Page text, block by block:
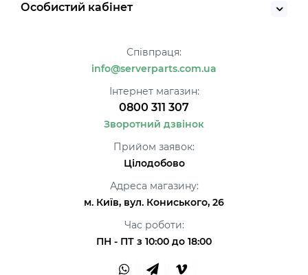
Особистий кабінет
Співпраця:
info@serverparts.com.ua
Інтернет магазин:
0800 311 307
Зворотний дзвінок
Прийом заявок:
Цілодобово
Адреса магазину:
м. Київ, вул. Кониського, 26
Час роботи:
ПН - ПТ з 10:00 до 18:00